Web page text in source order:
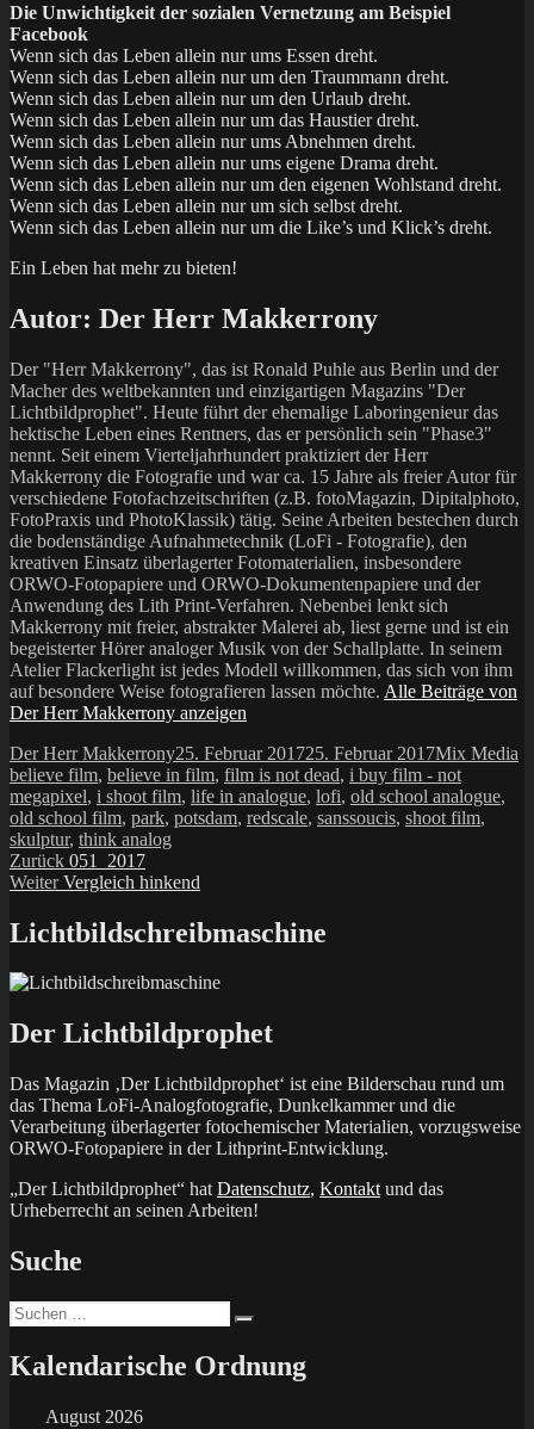
Die Unwichtigkeit der sozialen Vernetzung am Beispiel
Facebook
Wenn sich das Leben allein nur ums Essen dreht.
Wenn sich das Leben allein nur um den Traummann dreht.
Wenn sich das Leben allein nur um den Urlaub dreht.
Wenn sich das Leben allein nur um das Haustier dreht.
Wenn sich das Leben allein nur ums Abnehmen dreht.
Wenn sich das Leben allein nur ums eigene Drama dreht.
Wenn sich das Leben allein nur um den eigenen Wohlstand dreht.
Wenn sich das Leben allein nur um sich selbst dreht.
Wenn sich das Leben allein nur um die Like’s und Klick’s dreht.
Ein Leben hat mehr zu bieten!
Autor: Der Herr Makkerrony
Der "Herr Makkerrony", das ist Ronald Puhle aus Berlin und der
Macher des weltbekannten und einzigartigen Magazins "Der
Lichtbildprophet". Heute führt der ehemalige Laboringenieur das
hektische Leben eines Rentners, das er persönlich sein "Phase3"
nennt. Seit einem Vierteljahrhundert praktiziert der Herr
Makkerrony die Fotografie und war ca. 15 Jahre als freier Autor für
verschiedene Fotofachzeitschriften (z.B. fotoMagazin, Dipitalphoto,
FotoPraxis und PhotoKlassik) tätig. Seine Arbeiten bestechen durch
die bodenständige Aufnahmetechnik (LoFi - Fotografie), den
kreativen Einsatz überlagerter Fotomaterialien, insbesondere
ORWO-Fotopapiere und ORWO-Dokumentenpapiere und der
Anwendung des Lith Print-Verfahren. Nebenbei lenkt sich
Makkerrony mit freier, abstrakter Malerei ab, liest gerne und ist ein
begeisterter Hörer analoger Musik von der Schallplatte. In seinem
Atelier Flackerlight ist jedes Modell willkommen, das sich von ihm
auf besondere Weise fotografieren lassen möchte. Alle Beiträge von
Der Herr Makkerrony anzeigen
Autor
Der Herr MakkerronyVeröffentlicht
am
25. Februar 201725. Februar 2017Kategorien
Mix Media
believe film, believe in film, film is not dead, i buy film - not
megapixel, i shoot film, life in analogue, lofi, old school analogue,
old school film, park, potsdam, redscale, sanssoucis, shoot film,
skulptur, think analog
Beitragsnavigation
Zurück Vorheriger
Beitrag:
051_2017
Weiter Nächster
Vergleich hinkend
Lichtbildschreibmaschine
Der Lichtbildprophet
Das Magazin ‚Der Lichtbildprophet‘ ist eine Bilderschau rund um
das Thema LoFi-Analogfotografie, Dunkelkammer und die
Verarbeitung überlagerter fotochemischer Materialien, vorzugsweise
ORWO-Fotopapiere in der Lithprint-Entwicklung.
„Der Lichtbildprophet“ hat Datenschutz, Kontakt und das
Urheberrecht an seinen Arbeiten!
Suche
Suchen
nach:
Kalendarische Ordnung
August 2026